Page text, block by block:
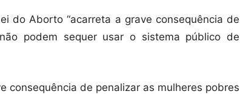
do Aborto “acarreta a grave consequência de
podem sequer usar o sistema público de
consequência de penalizar as mulheres pobres